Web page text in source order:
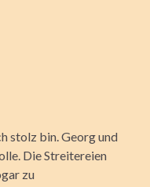
stolz bin. Georg und
Die Streitereien
zu